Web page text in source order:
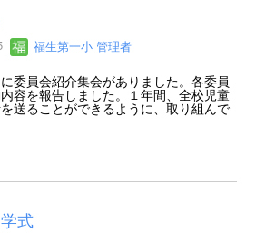
福生第一小 管理者
委員会紹介集会がありました。各委員
容を報告しました。１年間、全校児童
送ることができるように、取り組んで
式